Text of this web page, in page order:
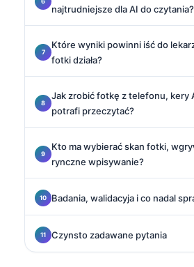
najtrudniejsze dla AI do czytania?
Które wyniki powinni iść do
fotki działa?
Jak zrobić fotkę z telefonu, kery
potrafi przeczytać?
Kto ma wybierać skan fotki,
rynczne wpisywanie?
Badania, walidacyja i co nadal
Czynsto zadawane pytania